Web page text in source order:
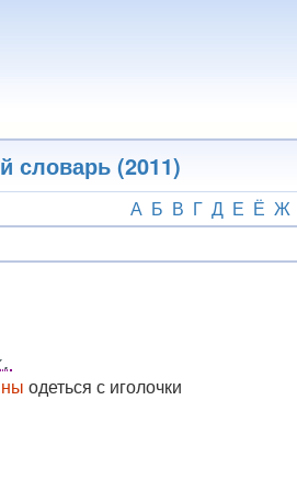
словарь (2011)
А Б В Г Д Е Ё Ж
одеться с иголочки